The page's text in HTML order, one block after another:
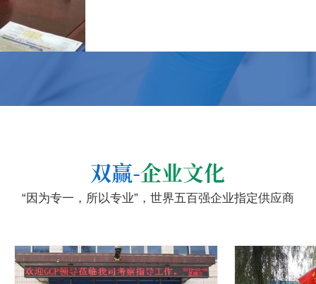
“因为专一，所以专业”，世界五百强企业指定供应商